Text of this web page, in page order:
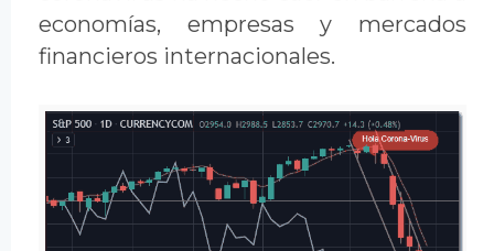
economías, empresas y mercados
financieros internacionales.